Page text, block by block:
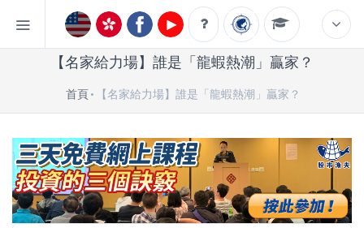
【名家給力場】誰是「龍蝦熱潮」贏家？
首頁 【名家給力場】誰是「龍蝦熱潮」贏家？